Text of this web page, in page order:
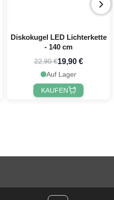
Diskokugel LED Lichterkette
- 140 cm
22,90 €19,90 €
Auf Lager
KAUFEN